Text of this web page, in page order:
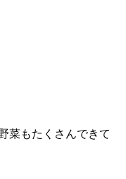
菜もたくさんできて